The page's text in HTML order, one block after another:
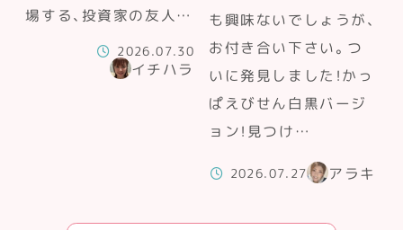
場する、投資家の友人…
2026.07.30
イチハラ
も興味ないでしょうが、
お付き合い下さい。つ
いに発見しました！かっ
ぱえびせん白黒バージ
ョン！見つけ…
2026.07.27 アラキ